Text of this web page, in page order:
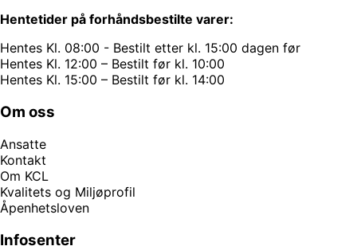
Hentetider på forhåndsbestilte varer:
Hentes Kl. 08:00 - Bestilt etter kl. 15:00 dagen før
Hentes Kl. 12:00 – Bestilt før kl. 10:00
Hentes Kl. 15:00 – Bestilt før kl. 14:00
Om oss
Ansatte
Kontakt
Om KCL
Kvalitets og Miljøprofil
Åpenhetsloven
Infosenter